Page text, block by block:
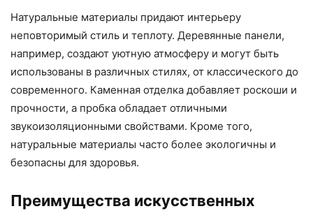
Натуральные материалы придают интерьеру
неповторимый стиль и теплоту. Деревянные панели,
например, создают уютную атмосферу и могут быть
использованы в различных стилях, от классического до
современного. Каменная отделка добавляет роскоши и
прочности, а пробка обладает отличными
звукоизоляционными свойствами. Кроме того,
натуральные материалы часто более экологичны и
безопасны для здоровья.
Преимущества искусственных